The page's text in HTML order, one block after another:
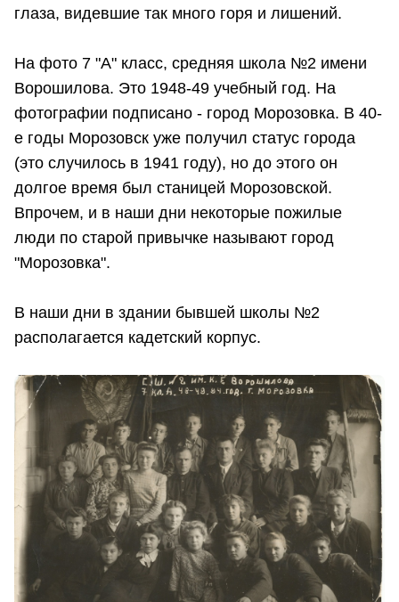
глаза, видевшие так много горя и лишений.
На фото 7 "А" класс, средняя школа №2 имени
Ворошилова. Это 1948-49 учебный год. На
фотографии подписано - город Морозовка. В 40-
е годы Морозовск уже получил статус города
(это случилось в 1941 году), но до этого он
долгое время был станицей Морозовской.
Впрочем, и в наши дни некоторые пожилые
люди по старой привычке называют город
"Морозовка".
В наши дни в здании бывшей школы №2
располагается кадетский корпус.